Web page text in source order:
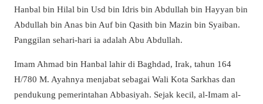
Hanbal bin Hilal bin Usd bin Idris bin Abdullah bin Hayyan bin
Abdullah bin Anas bin Auf bin Qasith bin Mazin bin Syaiban.
Panggilan sehari-hari ia adalah Abu Abdullah.
Imam Ahmad bin Hanbal lahir di Baghdad, Irak, tahun 164
H/780 M. Ayahnya menjabat sebagai Wali Kota Sarkhas dan
pendukung pemerintahan Abbasiyah. Sejak kecil, al-Imam al-